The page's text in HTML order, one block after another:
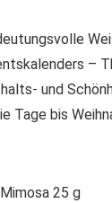
–
und
Tage bis
25 g